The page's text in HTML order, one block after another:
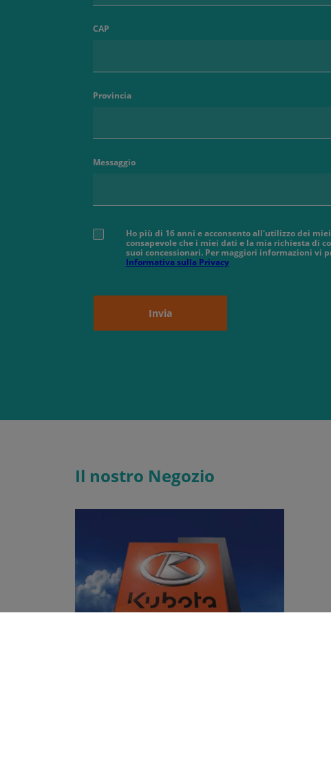
CAP
Provincia
Messaggio
Ho più di 16 anni e acconsento all'utilizzo dei
consapevole che i miei dati e la mia richiesta di
suoi concessionari. Per maggiori informazioni vi
Informativa sulla Privacy
Invia
Il nostro Negozio